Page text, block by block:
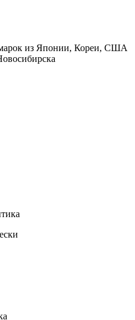
из Японии, Кореи, США